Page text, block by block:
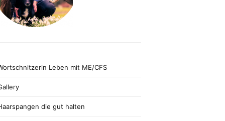
Leben mit ME/CFS
die gut halten